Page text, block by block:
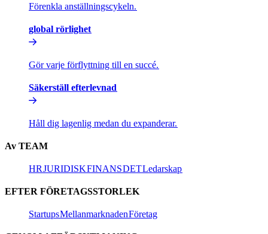
Förenkla anställningscykeln.​​
global rörlighet​​
Gör varje förflyttning till en succé.​​
Säkerställ efterlevnad​​
Håll dig lagenlig medan du expanderar.​​
Av TEAM​​
HR​​JURIDISK​​FINANS​​DET​​Ledarskap​​
EFTER FÖRETAGSSTORLEK​​
Startups​​Mellanmarknaden​​Företag​​